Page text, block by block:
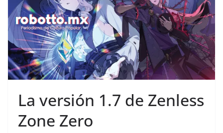
La versión 1.7 de Zenless
Zone Zero